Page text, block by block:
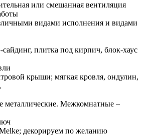
или смешанная вентиляция
видами исполнения и видами
плитка под кирпич, блок-хаус
крыши; мягкая кровля, ондулин,
металлические. Межкомнатные –
декорируем по желанию